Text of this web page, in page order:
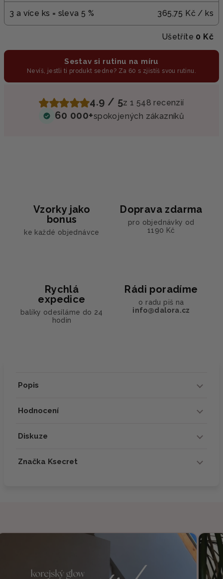
3 a více ks = sleva 5 % 365,75 Kč / ks
Ušetříte 0 Kč
Sestav si rutinu na míru
Nevíš, jestli ti produkt sedne? Za 60 s zjistíš svou rutinu.
4.9 / 5z 1 548 recenzií
60 000+spokojených zákazníků
Vzorky jako
bonus
ke každé objednávce
Doprava zdarma
pro objednávky od
1190 Kč
Rychlá
expedice
balíky odesíláme do 24
hodin
Rádi poradíme
o radu piš na
info@dalora.cz
Popis
Hodnocení
Diskuze
Značka Ksecret